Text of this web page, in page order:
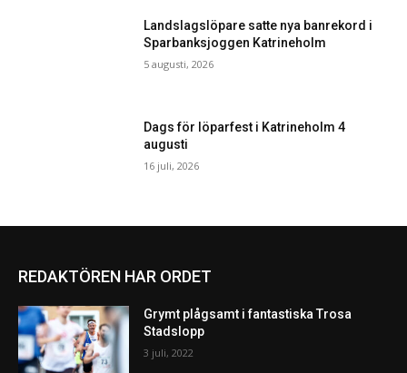
Landslagslöpare satte nya banrekord i
Sparbanksjoggen Katrineholm
5 augusti, 2026
Dags för löparfest i Katrineholm 4
augusti
16 juli, 2026
REDAKTÖREN HAR ORDET
Grymt plågsamt i fantastiska Trosa
Stadslopp
3 juli, 2022